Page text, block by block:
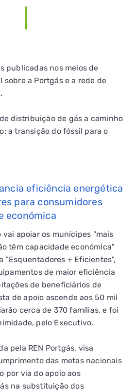
publicadas nos meios de
sobre a Portgás e a rede de
distribuição de gás a caminho
a transição do fóssil para o
eficiência energética
para consumidores
económica
vai apoiar os munícipes "mais
têm capacidade económica"
"Esquentadores + Eficientes",
de maior eficiência
de beneficiários de
de apoio ascende aos 50 mil
cerca de 370 famílias, e foi
pelo Executivo.
pela REN Portgás, visa
das metas nacionais
por via do apoio aos
na substituição dos